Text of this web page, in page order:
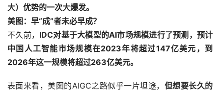
大）优势的一次大爆发。
美图：早“成”者未必早成？
不久前， IDC对基于大模型的AI市场规模进行了预测，预计
中国人工智能市场规模在2023年将超过147亿美元，到
2026年这一规模将超过263亿美元。
表面来看，美图的AIGC之路似乎一片坦途， 但想要长久的